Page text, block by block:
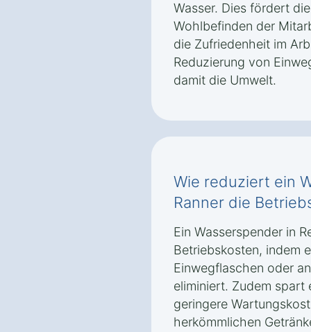
Wasser. Dies fördert
Wohlbefinden der
die Zufriedenheit im
Reduzierung von
damit die Umwelt.
Wie reduziert ein
Ranner die
Ein Wasserspender in
Betriebskosten, indem
Einwegflaschen oder
eliminiert. Zudem spart
geringere
herkömmlichen